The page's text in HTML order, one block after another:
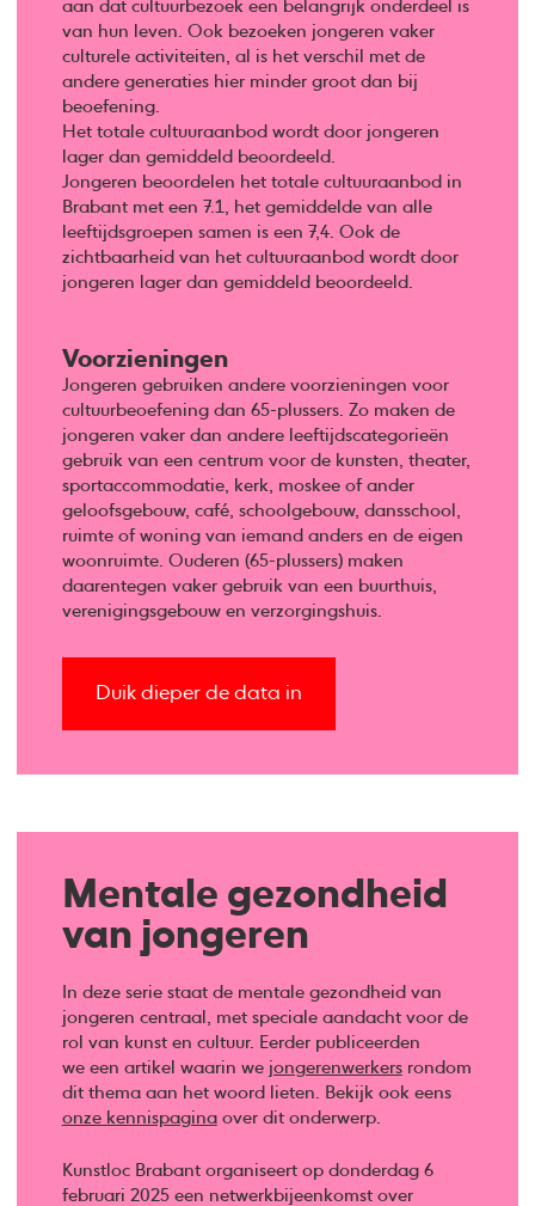
aan dat cultuurbezoek een belangrijk onderdeel is
van hun leven. Ook bezoeken jongeren vaker
culturele activiteiten, al is het verschil met de
andere generaties hier minder groot dan bij
beoefening.
Het totale cultuuraanbod wordt door jongeren
lager dan gemiddeld beoordeeld.
Jongeren beoordelen het totale cultuuraanbod in
Brabant met een 7.1, het gemiddelde van alle
leeftijdsgroepen samen is een 7,4. Ook de
zichtbaarheid van het cultuuraanbod wordt door
jongeren lager dan gemiddeld beoordeeld.
Voorzieningen
Jongeren gebruiken andere voorzieningen voor
cultuurbeoefening dan 65-plussers. Zo maken de
jongeren vaker dan andere leeftijdscategorieën
gebruik van een centrum voor de kunsten, theater,
sportaccommodatie, kerk, moskee of ander
geloofsgebouw, café, schoolgebouw, dansschool,
ruimte of woning van iemand anders en de eigen
woonruimte. Ouderen (65-plussers) maken
daarentegen vaker gebruik van een buurthuis,
verenigingsgebouw en verzorgingshuis.
Duik dieper de data in
Mentale gezondheid
van jongeren
In deze serie staat de mentale gezondheid van
jongeren centraal, met speciale aandacht voor de
rol van kunst en cultuur. Eerder publiceerden
we een artikel waarin we jongerenwerkersrondom
dit thema aan het woord lieten. Bekijk ook eens
onze kennispaginaover dit onderwerp.
Kunstloc Brabant organiseert op donderdag 6
februari 2025 een netwerkbijeenkomst over